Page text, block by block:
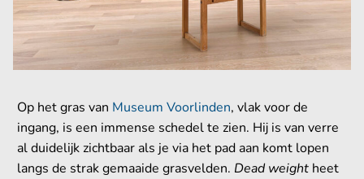
Op het gras van Museum Voorlinden, vlak voor de
ingang, is een immense schedel te zien. Hij is van verre
al duidelijk zichtbaar als je via het pad aan komt lopen
langs de strak gemaaide grasvelden. Dead weight heet